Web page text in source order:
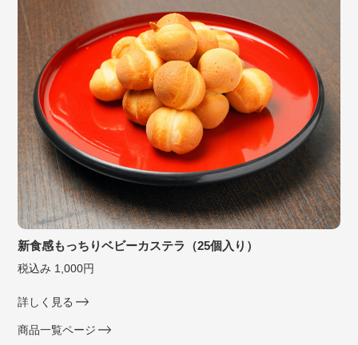
新食感もっちりベビーカステラ（25個入り）
税込み 1,000円
詳しく見る
商品一覧ページ